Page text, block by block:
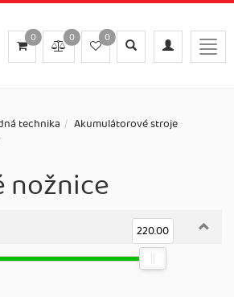
Toggle
navigation
Toggle
search
0
0
0
technika
Akumulátorové stroje
nožnice
220.00